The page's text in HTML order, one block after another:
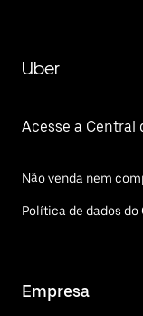
Uber
Acesse a Central
Não venda nem
Política de dados do
Empresa